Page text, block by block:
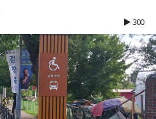
300